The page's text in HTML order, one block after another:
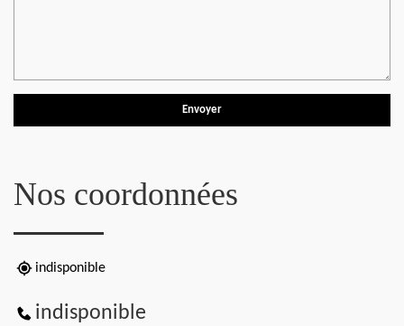
Nos coordonnées
indisponible
indisponible